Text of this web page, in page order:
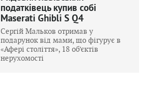
податківець купив собі
Maserati Ghibli S Q4
Сергій Мальков отримав у
подарунок від мами, що фігурує в
«Афері століття», 18 об’єктів
нерухомості